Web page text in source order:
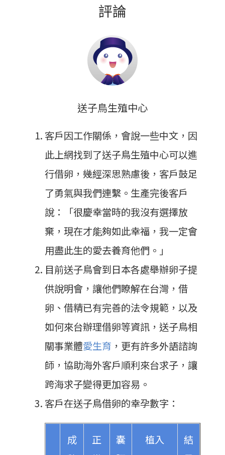
評論
送子鳥生殖中心
客戶因工作關係，會說一些中文，因
此上網找到了送子鳥生殖中心可以進
行借卵，幾經深思熟慮後，客戶鼓足
了勇氣與我們連繫。生產完後客戶
說：「很慶幸當時的我沒有選擇放
棄，現在才能夠如此幸福，我一定會
用盡此生的愛去養育他們。」
目前送子鳥會到日本各處舉辦卵子提
供說明會，讓他們瞭解在台灣，借
卵、借精已有完善的法令規範，以及
如何來台辦理借卵等資訊，送子鳥相
關事業體愛生育 ，更有許多外語諮詢
師，協助海外客戶順利來台求子，讓
跨海求子變得更加容易。
客戶在送子鳥借卵的幸孕數字：
成
正
囊
植入
結